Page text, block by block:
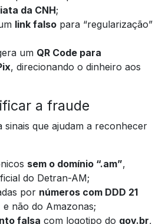
da CNH;
link falso para “regularização”
um QR Code para
, direcionando o dinheiro aos
a fraude
sinais que ajudam a reconhecer
sem o domínio “.am”,
do Detran-AM;
por números com DDD 21
e não do Amazonas;
falsa com logotipo do gov.br,